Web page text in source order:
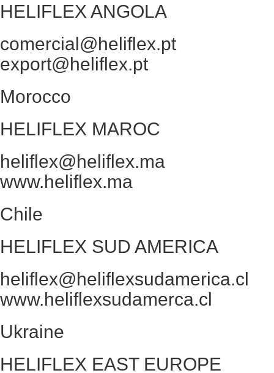
HELIFLEX ANGOLA
comercial@heliflex.pt
export@heliflex.pt
Morocco
HELIFLEX MAROC
heliflex@heliflex.ma
www.heliflex.ma
Chile
HELIFLEX SUD AMERICA
heliflex@heliflexsudamerica.cl
www.heliflexsudamerca.cl
Ukraine
HELIFLEX EAST EUROPE